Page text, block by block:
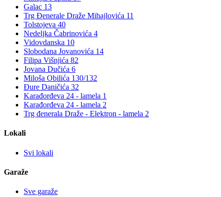
Galac 13
Trg Đenerale Draže Mihajlovića 11
Tolstojeva 40
Nedeljka Čabrinovića 4
Vidovdanska 10
Slobodana Jovanovića 14
Filipa Višnjića 82
Jovana Dučića 6
Miloša Obilića 130/132
Đure Daničića 32
Karađorđeva 24 - lamela 1
Karađorđeva 24 - lamela 2
Trg đenerala Draže - Elektron - lamela 2
Lokali
Svi lokali
Garaže
Sve garaže